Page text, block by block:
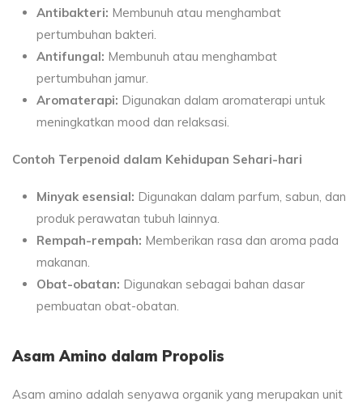
Antibakteri: Membunuh atau menghambat
pertumbuhan bakteri.
Antifungal: Membunuh atau menghambat
pertumbuhan jamur.
Aromaterapi: Digunakan dalam aromaterapi untuk
meningkatkan mood dan relaksasi.
Contoh Terpenoid dalam Kehidupan Sehari-hari
Minyak esensial: Digunakan dalam parfum, sabun, dan
produk perawatan tubuh lainnya.
Rempah-rempah: Memberikan rasa dan aroma pada
makanan.
Obat-obatan: Digunakan sebagai bahan dasar
pembuatan obat-obatan.
Asam Amino dalam Propolis
Asam amino adalah senyawa organik yang merupakan unit